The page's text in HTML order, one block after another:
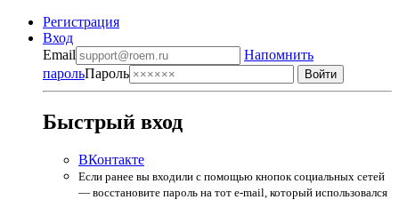
Регистрация
Вход
Email
Напомнить
парольПароль
Быстрый вход
ВКонтакте
Если ранее вы входили с помощью кнопок социальных сетей
— восстановите пароль на тот e-mail, который использовался